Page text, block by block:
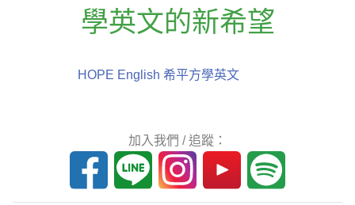
學英文的新希望
HOPE English 希平方學英文
加入我們 / 追蹤：